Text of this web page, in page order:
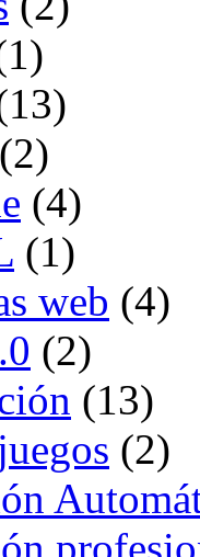
(2)
(4)
(1)
web (4)
(2)
(13)
(2)